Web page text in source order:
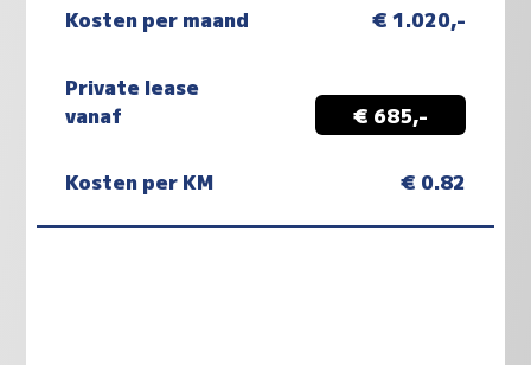
Kosten per maand € 1.020,-
Private lease
vanaf
€ 685,-
Kosten per KM € 0.82